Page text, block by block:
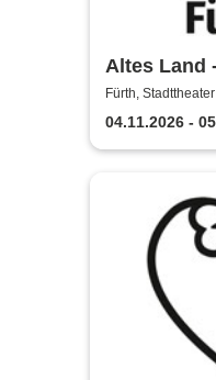
Altes Land
Fürth
Fürth,
04.11.2026 -